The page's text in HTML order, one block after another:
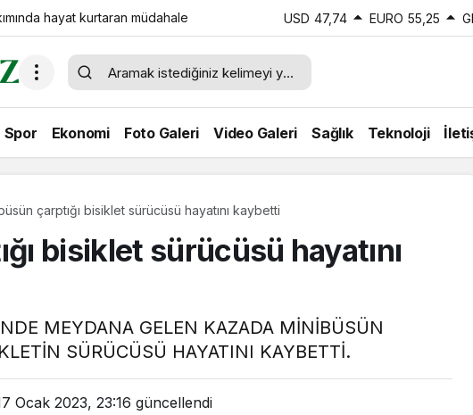
hayat kurtaran müdahale USD 47,74 EURO 55,25
Spor Ekonomi Foto Galeri Video Galeri Sağlık Teknoloji
çarptığı bisiklet sürücüsü hayatını kaybetti
bisiklet sürücüsü hayatını
MEYDANA GELEN KAZADA MİNİBÜSÜN
SÜRÜCÜSÜ HAYATINI KAYBETTİ.
Ocak 2023, 23:16 güncellendi